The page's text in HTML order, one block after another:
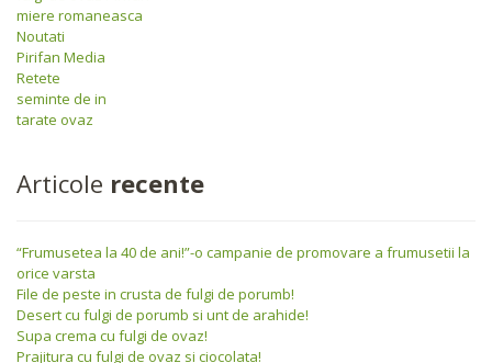
miere romaneasca
Noutati
Pirifan Media
Retete
seminte de in
tarate ovaz
Articole recente
“Frumusetea la 40 de ani!”-o campanie de promovare a frumusetii la
orice varsta
File de peste in crusta de fulgi de porumb!
Desert cu fulgi de porumb si unt de arahide!
Supa crema cu fulgi de ovaz!
Prajitura cu fulgi de ovaz si ciocolata!